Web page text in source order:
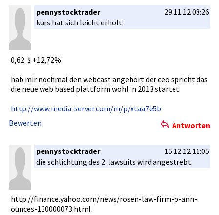
pennystocktrader
29.11.12 08:26
kurs hat sich leicht erholt
0,62 $ +12,72%
hab mir nochmal den webcast angehört der ceo spricht das
die neue web based plattform wohl in 2013 startet
http://www­.media-ser­ver.com/m/­p/xtaa7e5b­
Bewerten
Antworten
pennystocktrader
15.12.12 11:05
die schlichtun­g des 2. lawsuits wird angestrebt­
http://fin­ance.yahoo­.com/news/­rosen-law-­firm-p-ann­
ounces-130­000073.htm­l